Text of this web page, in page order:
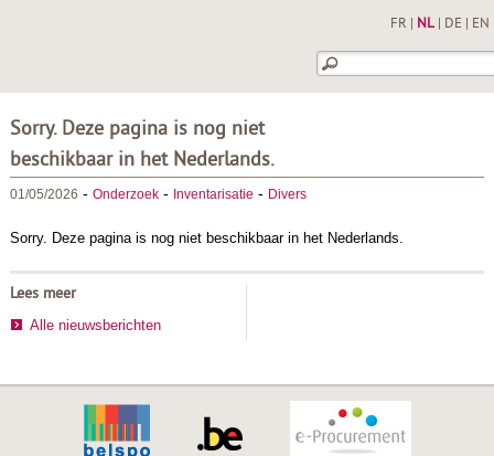
FR NL| DE EN
Sorry. Deze pagina is nog niet
beschikbaar in het Nederlands.
01/05/2026 - Onderzoek- Inventarisatie - Divers
Sorry. Deze pagina is nog niet beschikbaar in het Nederlands.
Lees meer
Alle nieuwsberichten